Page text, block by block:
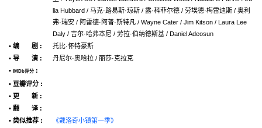
lia Hubbard / 马克·路易斯·琼斯 / 露·科菲尔德 / 劳埃德·梅雷迪斯 / 奥利
弗·瑞安 / 阿雷德·阿普·斯特凡 / Wayne Cater / Jim Kitson / Laura Lee
Daly / 吉尔·哈弗本尼 / 劳拉·伯纳德斯基 / Daniel Adeosun
• 编 剧 :
托比·怀特豪斯
• 导 演 :
丹尼尔·奥哈拉 / 丽莎·克拉克
•
IMDb评分 :
• 豆瓣评分 :
• 更 新 :
• 翻 译 :
• 类似推荐 :
《戴洛奇小镇第一季》